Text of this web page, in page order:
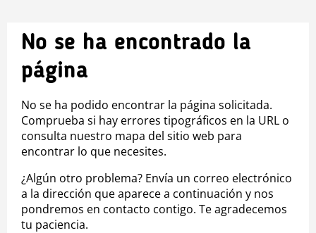
No se ha encontrado la
página
No se ha podido encontrar la página solicitada.
Comprueba si hay errores tipográficos en la URL o
consulta nuestro mapa del sitio web para
encontrar lo que necesites.
¿Algún otro problema? Envía un correo electrónico
a la dirección que aparece a continuación y nos
pondremos en contacto contigo. Te agradecemos
tu paciencia.